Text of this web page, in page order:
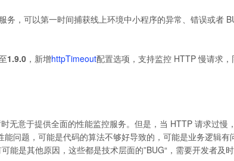
务，可以第一时间捕获线上环境中小程序的异常、错误或者
1.9.0 ，新增httpTimeout配置选项，支持监控 HTTP 慢请求
无意于提供全面的性能监控服务。但是，当 HTTP 请求过慢
问题，可能是代码的算法不够好导致的，可能是业务逻辑
能是其他原因，这些都是技术层面的”BUG“，需要开发者及时